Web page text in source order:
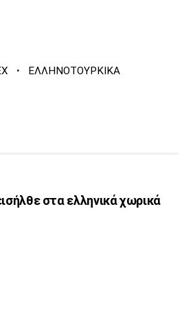
· ΕΛΛΗΝΟΤΟΥΡΚΙΚΑ
στα ελληνικά χωρικά